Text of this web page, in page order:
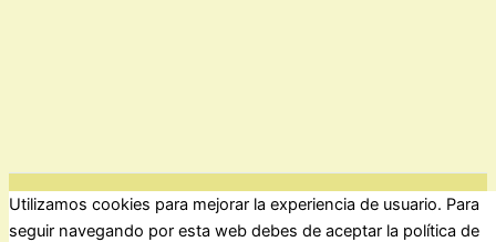
ForoComprasOnline Copyright © 2026 |Privacidad
Utilizamos cookies para mejorar la experiencia de usuario. Para
seguir navegando por esta web debes de aceptar la política de